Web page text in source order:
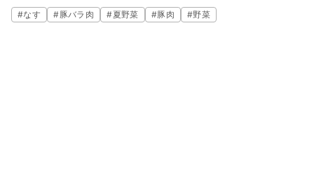
に出来てとっても美味しいので是非お試し下さいね。
#なす #豚バラ肉 #夏野菜 #豚肉 #野菜